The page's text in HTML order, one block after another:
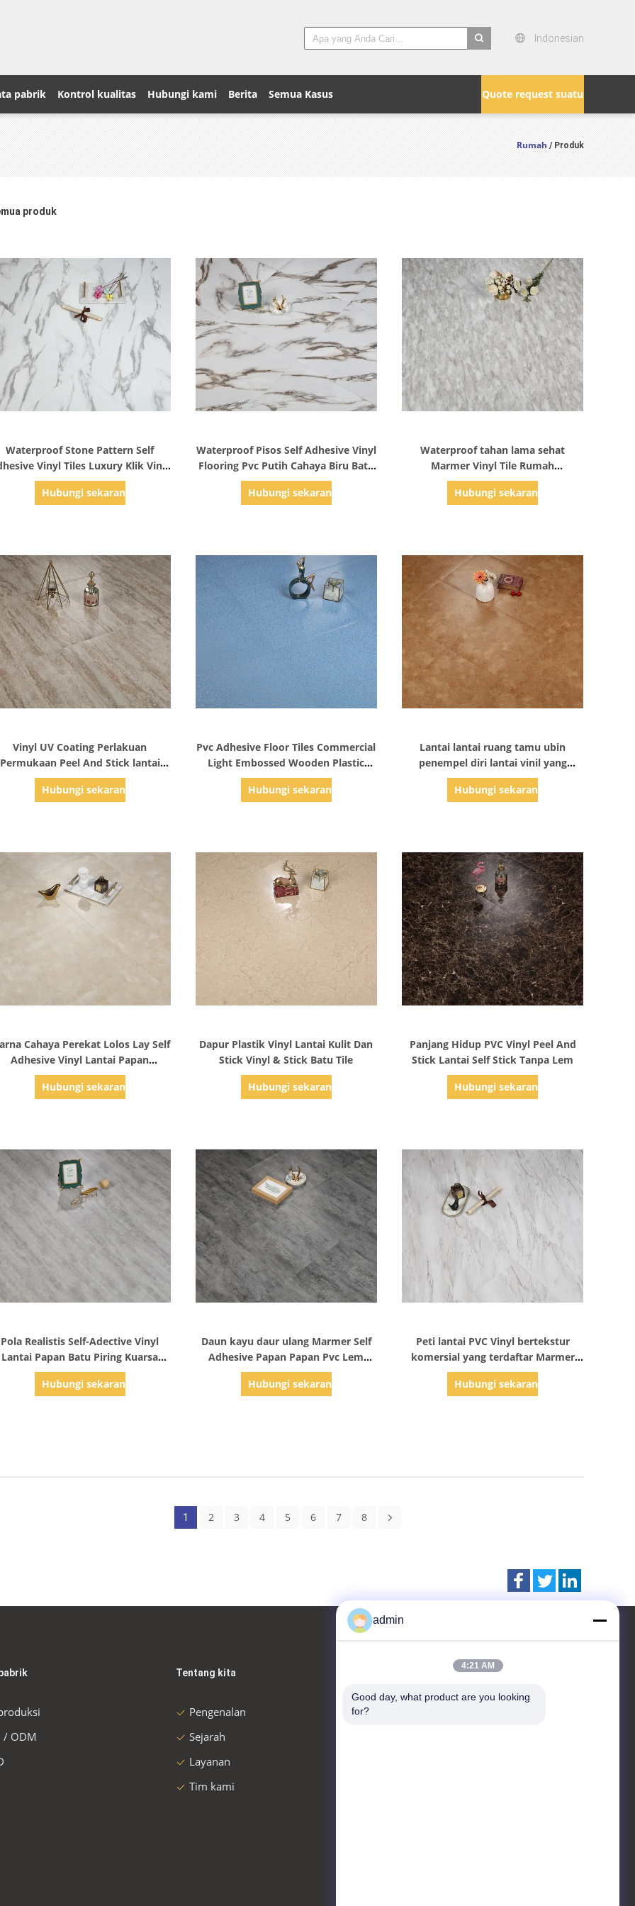
Indonesian
Quote request suatu
pabrik Kontrol kualitas Hubungi kami Berita Semua Kasus
Rumah / Produk
produk
Waterproof Stone Pattern Self
Vinyl Tiles Luxury Klik Vinyl
Plank Lantai
Hubungi sekarang
Waterproof Pisos Self Adhesive Vinyl
Flooring Pvc Putih Cahaya Biru Batu
Oak
Hubungi sekarang
Waterproof tahan lama sehat
Marmer Vinyl Tile Rumah
menggunakan Heavy Duty Vinyl
Floor Tile
Hubungi sekarang
Vinyl UV Coating Perlakuan
Permukaan Peel And Stick lantai
papan untuk perumahan
Hubungi sekarang
Pvc Adhesive Floor Tiles Commercial
Light Embossed Wooden Plastic
Floor Tiles
Hubungi sekarang
Lantai lantai ruang tamu ubin
penempel diri lantai vinil yang
terlihat seperti ukuran karpet
Hubungi sekarang
Cahaya Perekat Lolos Lay Self
Adhesive Vinyl Lantai Papan
Penutup
Hubungi sekarang
Dapur Plastik Vinyl Lantai Kulit Dan
Stick Vinyl & Stick Batu Tile
Hubungi sekarang
Panjang Hidup PVC Vinyl Peel And
Stick Lantai Self Stick Tanpa Lem
Hubungi sekarang
Pola Realistis Self-Adective Vinyl
Lantai Papan Batu Piring Kuarsa
Penutup
Hubungi sekarang
Daun kayu daur ulang Marmer Self
Adhesive Papan Papan Pvc Lem
Down Vinyl
Hubungi sekarang
Peti lantai PVC Vinyl bertekstur
komersial yang terdaftar Marmer
kayu alami
Hubungi sekarang
1 2 3 4 5 6 7 8
/ ODM
Tentang kita
Pengenalan
Sejarah
Layanan
Tim kami
JIANGSU ESTY BUILDING
admin
4:21 AM
Good day, what product are you looking
for?